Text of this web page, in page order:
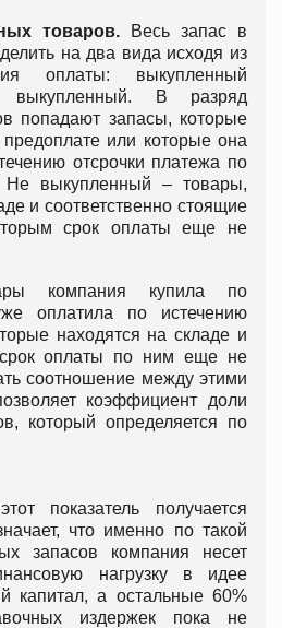
товаров. Весь запас в
на два вида исходя из
оплаты: выкупленный
В разряд
попадают запасы, которые
или которые она
отсрочки платежа по
Не выкупленный – товары,
и соответственно стоящие
срок оплаты еще не
компания купила по
оплатила по истечению
находятся на складе и
оплаты по ним еще не
соотношение между этими
коэффициент доли
который определяется по
показатель получается
что именно по такой
запасов компания несет
нагрузку в идее
капитал, а остальные 60%
издержек пока не